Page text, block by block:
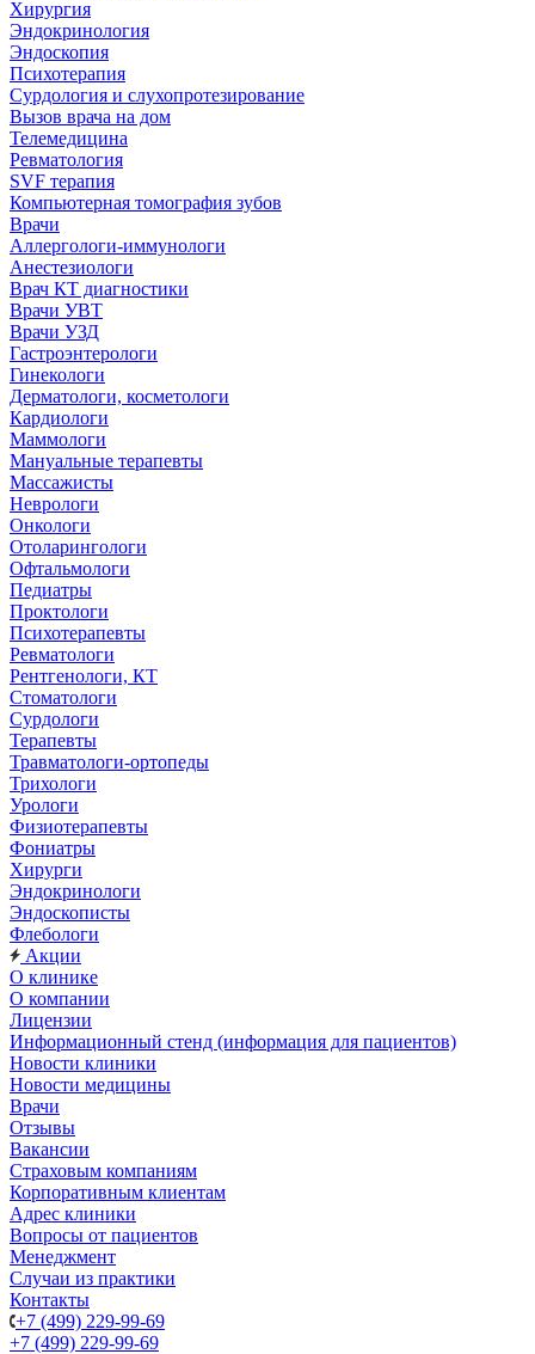
Хирургия
Эндокринология
Эндоскопия
Психотерапия
Сурдология и слухопротезирование
Вызов врача на дом
Телемедицина
Ревматология
SVF терапия
Компьютерная томография зубов
Врачи
Аллергологи-иммунологи
Анестезиологи
Врач КТ диагностики
Врачи УВТ
Врачи УЗД
Гастроэнтерологи
Гинекологи
Дерматологи, косметологи
Кардиологи
Маммологи
Мануальные терапевты
Массажисты
Неврологи
Онкологи
Отоларингологи
Офтальмологи
Педиатры
Проктологи
Психотерапевты
Ревматологи
Рентгенологи, КТ
Стоматологи
Сурдологи
Терапевты
Травматологи-ортопеды
Трихологи
Урологи
Физиотерапевты
Фониатры
Хирурги
Эндокринологи
Эндоскописты
Флебологи
Акции
О клинике
О компании
Лицензии
Информационный стенд (информация для пациентов)
Новости клиники
Новости медицины
Врачи
Отзывы
Вакансии
Страховым компаниям
Корпоративным клиентам
Адрес клиники
Вопросы от пациентов
Менеджмент
Случаи из практики
Контакты
+7 (499) 229-99-69
+7 (499) 229-99-69